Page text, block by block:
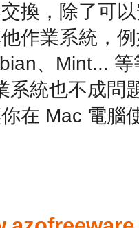
換，除了可
作業系統，
、Mint...
系統也不成問
在 Mac 電腦